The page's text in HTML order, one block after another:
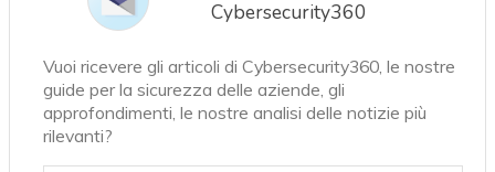
Cybersecurity360
Vuoi ricevere gli articoli di Cybersecurity360, le nostre
guide per la sicurezza delle aziende, gli
approfondimenti, le nostre analisi delle notizie più
rilevanti?